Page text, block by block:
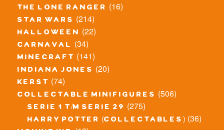
the lone ranger (16)
star wars (214)
halloween (22)
carnaval (34)
minecraft (141)
indiana jones (20)
kerst (74)
collectable minifigures (506)
serie 1 t/m serie 29 (275)
harry potter (collectables) (36)